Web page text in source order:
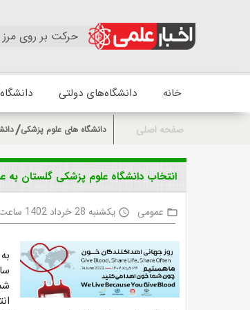
حرکت بر روی مرز
خانه دانشگاه‌های دولتی
صفحه اصلی دانشگاه های علوم پزشکی
انتخاب دانشگاه علوم پزشکی گلستان به
folder_open عمومی access_time یکشنبه 28 خرداد 1402 ساعت 11:1